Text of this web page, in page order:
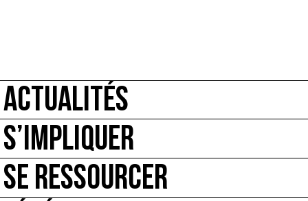
ACTUALITÉS
S’IMPLIQUER
SE RESSOURCER